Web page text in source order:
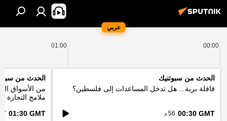
عربي
00:00
01:00
الحدث من سبوتنيك
قافلة برية... هل تدخل المساعدات إلى فلسطين؟
00:30 GMT 56 د
الحدث من
من الأسواق
ملامح التجارة
01:30 GMT
57